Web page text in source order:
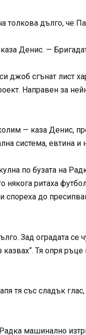
дълго, че
Денис. —
джоб сгънат лист
Направен за
— каза Денис,
система,
по бузата на
някога ритаха
спореха до
Зад оградата
казвах“. Тя опря
тя със сладък
машинално